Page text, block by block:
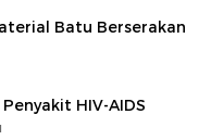
Batu Berserakan
HIV-AIDS